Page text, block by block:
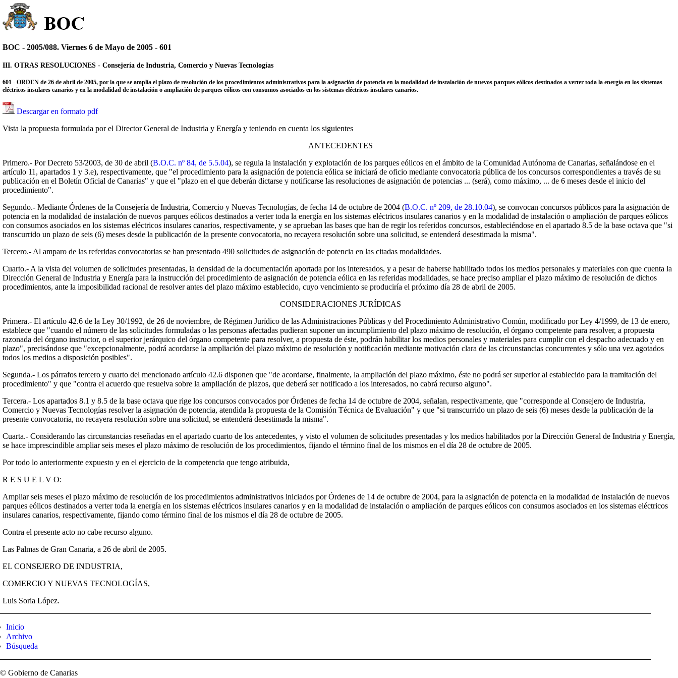
BOC - 2005/088. Viernes 6 de Mayo de 2005 - 601
III. OTRAS RESOLUCIONES - Consejería de Industria, Comercio y Nuevas Tecnologías
601 - ORDEN de 26 de abril de 2005, por la que se amplía el plazo de resolución de los procedimientos administrativos para la asignación de potencia en la modalidad de instalación de nuevos parques eólicos destinados a verter toda la energía en los sistemas
eléctricos insulares canarios y en la modalidad de instalación o ampliación de parques eólicos con consumos asociados en los sistemas eléctricos insulares canarios.
Descargar en formato pdf
Vista la propuesta formulada por el Director General de Industria y Energía y teniendo en cuenta los siguientes
ANTECEDENTES
Primero.- Por Decreto 53/2003, de 30 de abril (B.O.C. nº 84, de 5.5.04), se regula la instalación y explotación de los parques eólicos en el ámbito de la Comunidad Autónoma de Canarias, señalándose en el
artículo 11, apartados 1 y 3.e), respectivamente, que "el procedimiento para la asignación de potencia eólica se iniciará de oficio mediante convocatoria pública de los concursos correspondientes a través de su
publicación en el Boletín Oficial de Canarias" y que el "plazo en el que deberán dictarse y notificarse las resoluciones de asignación de potencias ... (será), como máximo, ... de 6 meses desde el inicio del
procedimiento".
Segundo.- Mediante Órdenes de la Consejería de Industria, Comercio y Nuevas Tecnologías, de fecha 14 de octubre de 2004 (B.O.C. nº 209, de 28.10.04), se convocan concursos públicos para la asignación de
potencia en la modalidad de instalación de nuevos parques eólicos destinados a verter toda la energía en los sistemas eléctricos insulares canarios y en la modalidad de instalación o ampliación de parques eólicos
con consumos asociados en los sistemas eléctricos insulares canarios, respectivamente, y se aprueban las bases que han de regir los referidos concursos, estableciéndose en el apartado 8.5 de la base octava que "si
transcurrido un plazo de seis (6) meses desde la publicación de la presente convocatoria, no recayera resolución sobre una solicitud, se entenderá desestimada la misma".
Tercero.- Al amparo de las referidas convocatorias se han presentado 490 solicitudes de asignación de potencia en las citadas modalidades.
Cuarto.- A la vista del volumen de solicitudes presentadas, la densidad de la documentación aportada por los interesados, y a pesar de haberse habilitado todos los medios personales y materiales con que cuenta la
Dirección General de Industria y Energía para la instrucción del procedimiento de asignación de potencia eólica en las referidas modalidades, se hace preciso ampliar el plazo máximo de resolución de dichos
procedimientos, ante la imposibilidad racional de resolver antes del plazo máximo establecido, cuyo vencimiento se produciría el próximo día 28 de abril de 2005.
CONSIDERACIONES JURÍDICAS
Primera.- El artículo 42.6 de la Ley 30/1992, de 26 de noviembre, de Régimen Jurídico de las Administraciones Públicas y del Procedimiento Administrativo Común, modificado por Ley 4/1999, de 13 de enero,
establece que "cuando el número de las solicitudes formuladas o las personas afectadas pudieran suponer un incumplimiento del plazo máximo de resolución, el órgano competente para resolver, a propuesta
razonada del órgano instructor, o el superior jerárquico del órgano competente para resolver, a propuesta de éste, podrán habilitar los medios personales y materiales para cumplir con el despacho adecuado y en
plazo", precisándose que "excepcionalmente, podrá acordarse la ampliación del plazo máximo de resolución y notificación mediante motivación clara de las circunstancias concurrentes y sólo una vez agotados
todos los medios a disposición posibles".
Segunda.- Los párrafos tercero y cuarto del mencionado artículo 42.6 disponen que "de acordarse, finalmente, la ampliación del plazo máximo, éste no podrá ser superior al establecido para la tramitación del
procedimiento" y que "contra el acuerdo que resuelva sobre la ampliación de plazos, que deberá ser notificado a los interesados, no cabrá recurso alguno".
Tercera.- Los apartados 8.1 y 8.5 de la base octava que rige los concursos convocados por Órdenes de fecha 14 de octubre de 2004, señalan, respectivamente, que "corresponde al Consejero de Industria,
Comercio y Nuevas Tecnologías resolver la asignación de potencia, atendida la propuesta de la Comisión Técnica de Evaluación" y que "si transcurrido un plazo de seis (6) meses desde la publicación de la
presente convocatoria, no recayera resolución sobre una solicitud, se entenderá desestimada la misma".
Cuarta.- Considerando las circunstancias reseñadas en el apartado cuarto de los antecedentes, y visto el volumen de solicitudes presentadas y los medios habilitados por la Dirección General de Industria y Energía,
se hace imprescindible ampliar seis meses el plazo máximo de resolución de los procedimientos, fijando el término final de los mismos en el día 28 de octubre de 2005.
Por todo lo anteriormente expuesto y en el ejercicio de la competencia que tengo atribuida,
R E S U E L V O:
Ampliar seis meses el plazo máximo de resolución de los procedimientos administrativos iniciados por Órdenes de 14 de octubre de 2004, para la asignación de potencia en la modalidad de instalación de nuevos
parques eólicos destinados a verter toda la energía en los sistemas eléctricos insulares canarios y en la modalidad de instalación o ampliación de parques eólicos con consumos asociados en los sistemas eléctricos
insulares canarios, respectivamente, fijando como término final de los mismos el día 28 de octubre de 2005.
Contra el presente acto no cabe recurso alguno.
Las Palmas de Gran Canaria, a 26 de abril de 2005.
EL CONSEJERO DE INDUSTRIA,
COMERCIO Y NUEVAS TECNOLOGÍAS,
Luis Soria López.
Inicio
Archivo
Búsqueda
© Gobierno de Canarias